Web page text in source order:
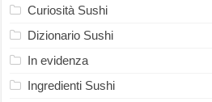
Curiosità Sushi
Dizionario Sushi
In evidenza
Ingredienti Sushi